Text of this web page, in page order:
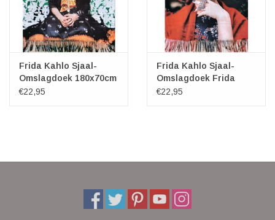
Frida Kahlo Sjaal-
Omslagdoek 180x70cm
€22,95
Frida Kahlo Sjaal-
Omslagdoek Frida
Kahlo 180x70cm
€22,95